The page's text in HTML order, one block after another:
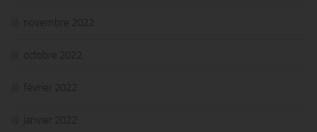
novembre 2022
octobre 2022
février 2022
janvier 2022